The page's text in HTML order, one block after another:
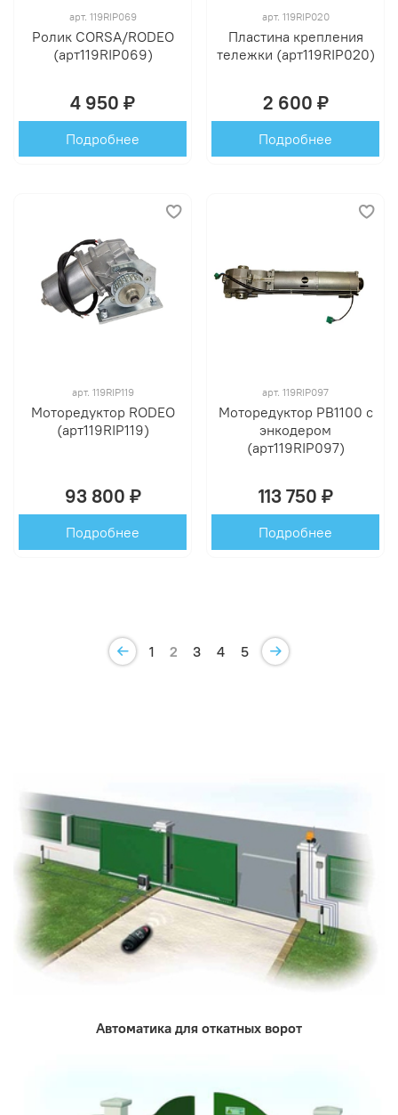
арт. 119RIP069
Ролик CORSA/RODEO
(арт119RIP069)
4 950 ₽
Подробнее
арт. 119RIP020
Пластина крепления
тележки (арт119RIP020)
2 600 ₽
Подробнее
арт. 119RIP119
Моторедуктор RODEO
(арт119RIP119)
93 800 ₽
Подробнее
арт. 119RIP097
Моторедуктор PB1100 с
энкодером
(арт119RIP097)
113 750 ₽
Подробнее
1 2 3 4 5
Автоматика для откатных ворот